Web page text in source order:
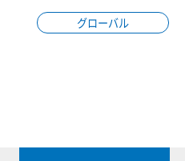
グローバル